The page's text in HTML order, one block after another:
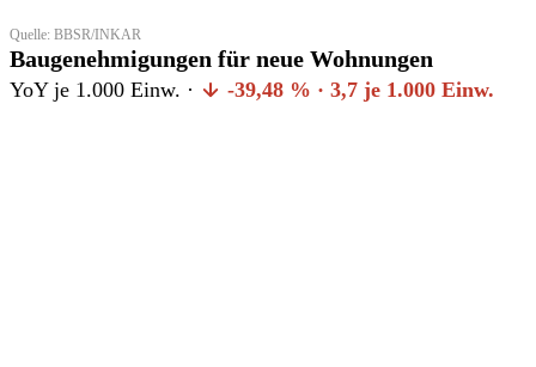
Quelle: BBSR/INKAR
Baugenehmigungen für neue Wohnungen
YoY je 1.000 Einw. · -39,48 % · 3,7 je 1.000 Einw.